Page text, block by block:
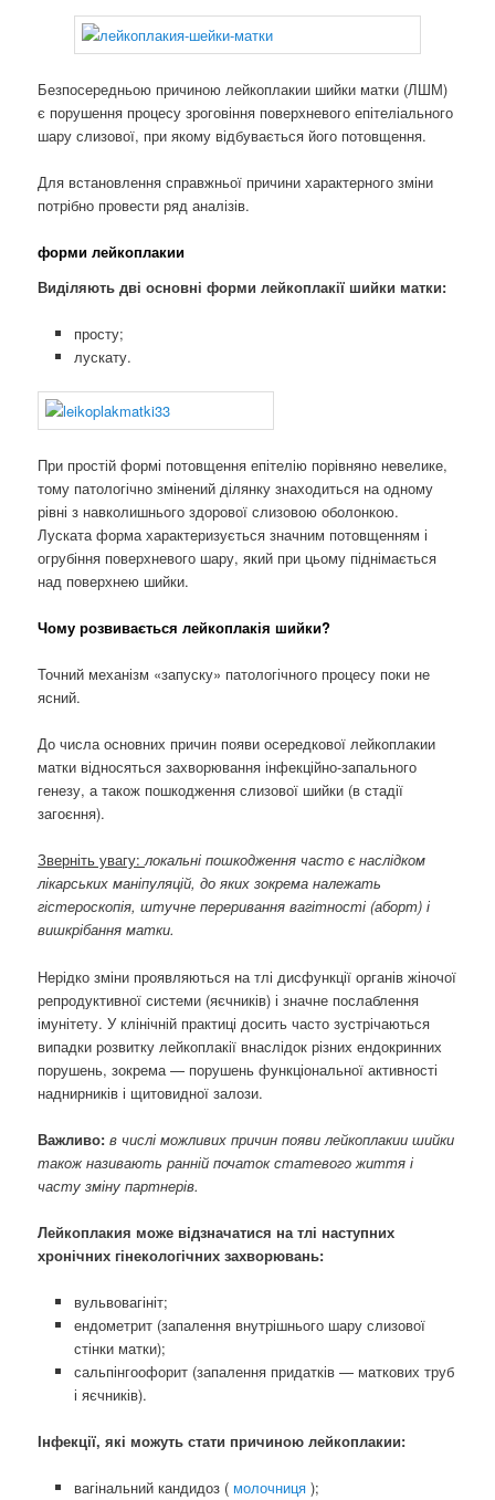
Безпосередньою причиною лейкоплакии шийки матки (ЛШМ)
є порушення процесу зроговіння поверхневого епітеліального
шару слизової, при якому відбувається його потовщення.
Для встановлення справжньої причини характерного зміни
потрібно провести ряд аналізів.
форми лейкоплакии
Виділяють дві основні форми лейкоплакії шийки матки:
просту;
лускату.
При простій формі потовщення епітелію порівняно невелике,
тому патологічно змінений ділянку знаходиться на одному
рівні з навколишнього здорової слизовою оболонкою.
Луската форма характеризується значним потовщенням і
огрубіння поверхневого шару, який при цьому піднімається
над поверхнею шийки.
Чому розвивається лейкоплакія шийки?
Точний механізм «запуску» патологічного процесу поки не
ясний.
До числа основних причин появи осередкової лейкоплакии
матки відносяться захворювання інфекційно-запального
генезу, а також пошкодження слизової шийки (в стадії
загоєння).
Зверніть увагу:локальні пошкодження часто є наслідком
лікарських маніпуляцій, до яких зокрема належать
гістероскопія, штучне переривання вагітності (аборт) і
вишкрібання матки.
Нерідко зміни проявляються на тлі дисфункції органів жіночої
репродуктивної системи (яєчників) і значне послаблення
імунітету. У клінічній практиці досить часто зустрічаються
випадки розвитку лейкоплакії внаслідок різних ендокринних
порушень, зокрема — порушень функціональної активності
наднирників і щитовидної залози.
Важливо:в числі можливих причин появи лейкоплакии шийки
також називають ранній початок статевого життя і
часту зміну партнерів.
Лейкоплакия може відзначатися на тлі наступних
хронічних гінекологічних захворювань:
вульвовагініт;
ендометрит (запалення внутрішнього шару слизової
стінки матки);
сальпінгоофорит (запалення придатків — маткових труб
і яєчників).
Інфекції, які можуть стати причиною лейкоплакии:
вагінальний кандидоз (молочниця );